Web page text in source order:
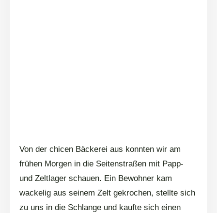
Von der chicen Bäckerei aus konnten wir am
frühen Morgen in die Seitenstraßen mit Papp-
und Zeltlager schauen. Ein Bewohner kam
wackelig aus seinem Zelt gekrochen, stellte sich
zu uns in die Schlange und kaufte sich einen